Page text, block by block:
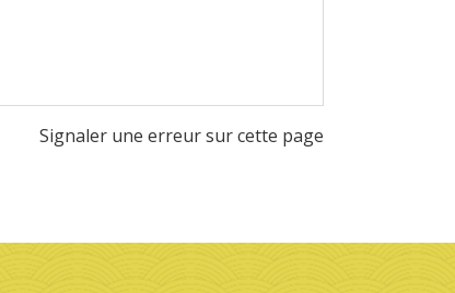
Signaler une erreur sur cette page